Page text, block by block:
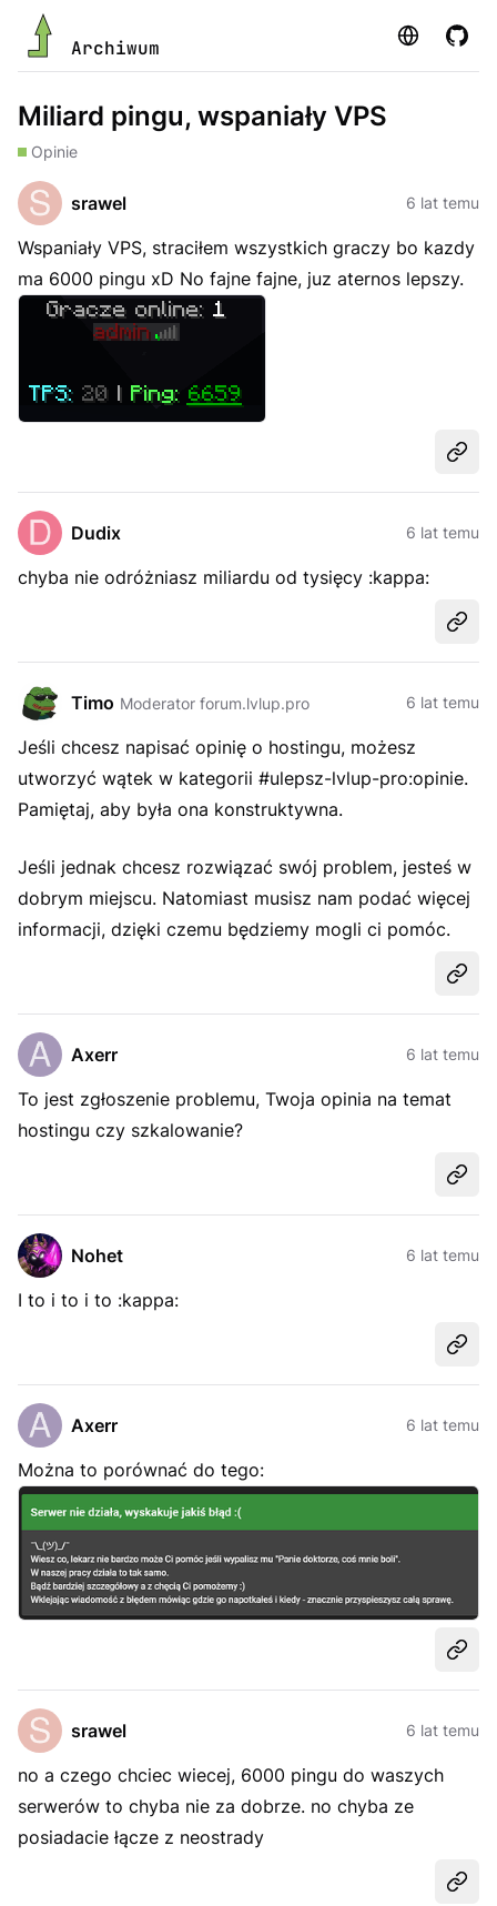
Archiwum Strona
Miliard pingu, wspaniały VPS
Opinie
srawel 6 lat temu
Wspaniały VPS, straciłem wszystkich graczy bo kazdy
ma 6000 pingu xD No fajne fajne, juz aternos lepszy.
Dudix 6 lat temu
chyba nie odróżniasz miliardu od tysięcy :kappa:
Timo Moderator forum.lvlup.pro 6 lat temu
Jeśli chcesz napisać opinię o hostingu, możesz
utworzyć wątek w kategorii #ulepsz-lvlup-pro:opinie.
Pamiętaj, aby była ona konstruktywna.
Jeśli jednak chcesz rozwiązać swój problem, jesteś w
dobrym miejscu. Natomiast musisz nam podać więcej
informacji, dzięki czemu będziemy mogli ci pomóc.
Axerr 6 lat temu
To jest zgłoszenie problemu, Twoja opinia na temat
hostingu czy szkalowanie?
Nohet 6 lat temu
I to i to i to :kappa:
Axerr 6 lat temu
Można to porównać do tego:
srawel 6 lat temu
no a czego chciec wiecej, 6000 pingu do waszych
serwerów to chyba nie za dobrze. no chyba ze
posiadacie łącze z neostrady